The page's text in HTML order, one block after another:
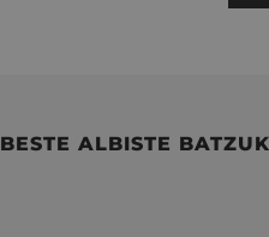
BESTE ALBISTE BATZUK